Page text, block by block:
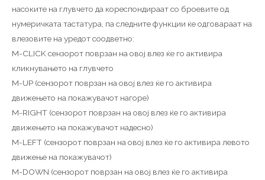
насоките на глувчето да кореспондираат со броевите од
нумеричката тастатура, па следните функции ќе одговараат на
влезовите на уредот соодветно:
M-CLICK сензорот поврзан на овој влез ќе го активира
кликнувањето на глувчето
M-UP (сензорот поврзан на овој влез ќе го активира
движењето на покажувачот нагоре)
M-RIGHT (сензорот поврзан на овој влез ќе го активира
движењето на покажувачот надесно)
M-LEFT (сензорот поврзан на овој влез ќе го активира левото
движење на покажувачот)
M-DOWN (сензорот поврзан на овој влез ќе го активира